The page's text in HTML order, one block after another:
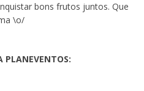
bons frutos juntos. Que
\o/
PLANEVENTOS: